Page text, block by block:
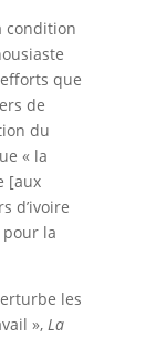
condition
que
de
du
« la
[aux
d’ivoire
pour la
les
», La